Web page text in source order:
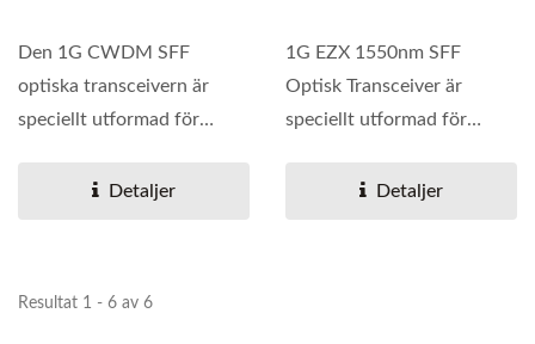
Den 1G CWDM SFF
optiska transceivern är
speciellt utformad för
integrerad...Detaljer
1G EZX 1550nm SFF
Optisk Transceiver är
speciellt utformad för
integrerad...Detaljer
Resultat 1 - 6 av 6